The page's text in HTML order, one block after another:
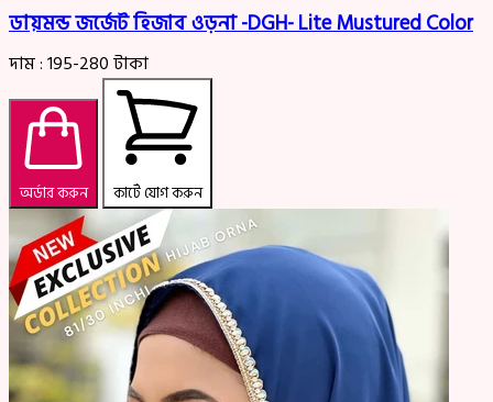
ডায়মন্ড জর্জেট হিজাব ওড়না -DGH- Lite Mustured Color
দাম :195-280টাকা
অর্ডার করুন কার্টে যোগ করুন